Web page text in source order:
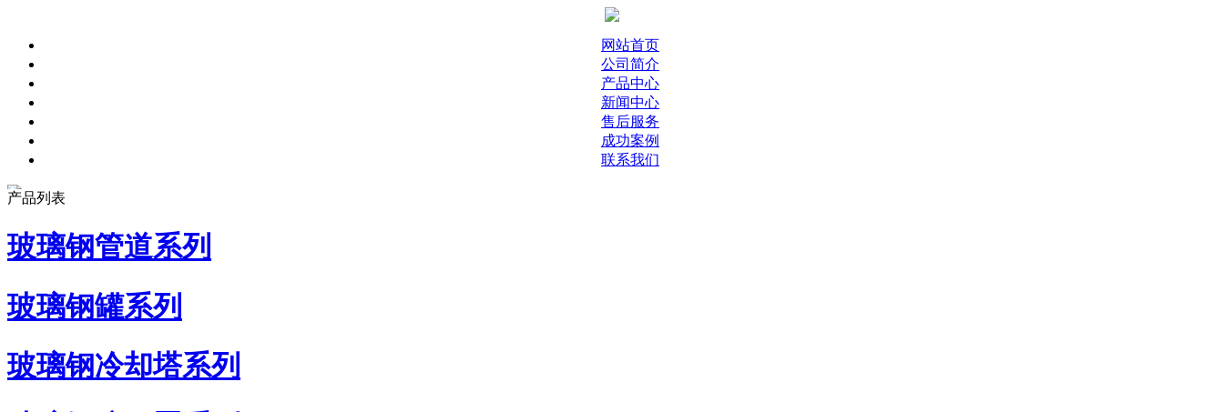
网站首页
公司简介
产品中心
新闻中心
售后服务
成功案例
联系我们
产品列表
玻璃钢管道系列
玻璃钢罐系列
玻璃钢冷却塔系列